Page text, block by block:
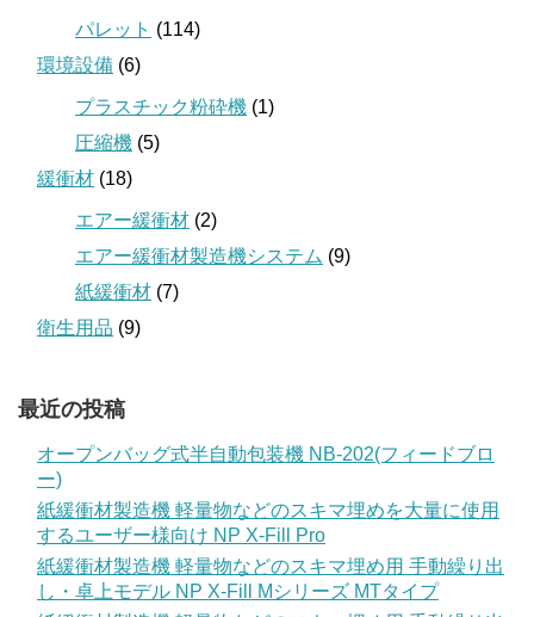
パレット (114)
環境設備 (6)
プラスチック粉砕機 (1)
圧縮機 (5)
緩衝材 (18)
エアー緩衝材 (2)
エアー緩衝材製造機システム (9)
紙緩衝材 (7)
衛生用品 (9)
最近の投稿
オープンバッグ式半自動包装機 NB-202(フィードブロ
ー)
紙緩衝材製造機 軽量物などのスキマ埋めを大量に使用
するユーザー様向け NP X-Fill Pro
紙緩衝材製造機 軽量物などのスキマ埋め用 手動繰り出
し・卓上モデル NP X-Fill Mシリーズ MTタイプ